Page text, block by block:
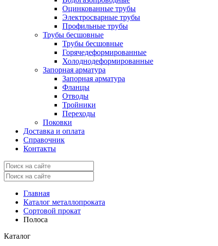
Оцинкованные трубы
Электросварные трубы
Профильные трубы
Трубы бесшовные
Трубы бесшовные
Горячедеформированные
Холоднодеформированные
Запорная арматура
Запорная арматура
Фланцы
Отводы
Тройники
Переходы
Поковки
Доставка и оплата
Справочник
Контакты
Главная
Каталог металлопроката
Сортовой прокат
Полоса
Каталог